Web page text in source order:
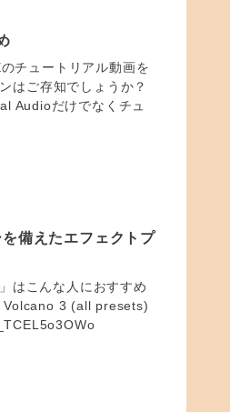
チュートリアル動画を
はご存知でしょうか？
Audioだけでなくチュ
備えたエフェクトプ
こんな人におすすめ
3 (all presets)